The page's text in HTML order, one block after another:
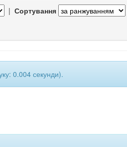
| Сортування
0.004 секунди).